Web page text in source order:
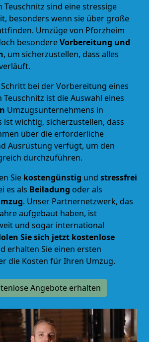
Teuschnitz sind eine stressige
besonders wenn sie über große
Umzüge von Pforzheim
besondereVorbereitung und
, um sicherzustellen, dass alles
bei der Vorbereitung eines
Teuschnitz ist die Auswahl eines
Umzugsunternehmens in
ist wichtig, sicherzustellen, dass
über die erforderliche
Ausrüstung verfügt, um den
durchzuführen.
Sie kostengünstig und stressfrei
es als Beiladung oder als
. Unser Partnernetzwerk, das
aufgebaut haben, ist
und sogar international
Sie sich jetzt kostenlose
erhalten Sie einen ersten
die Kosten für Ihren Umzug.
Angebote erhalten